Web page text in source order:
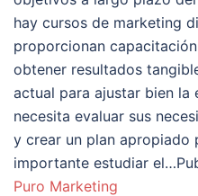
hay cursos de marketing
proporcionan
obtener resultados
actual para ajustar bien la
necesita evaluar sus
y crear un plan apropiado
importante estudiar
Puro Marketing